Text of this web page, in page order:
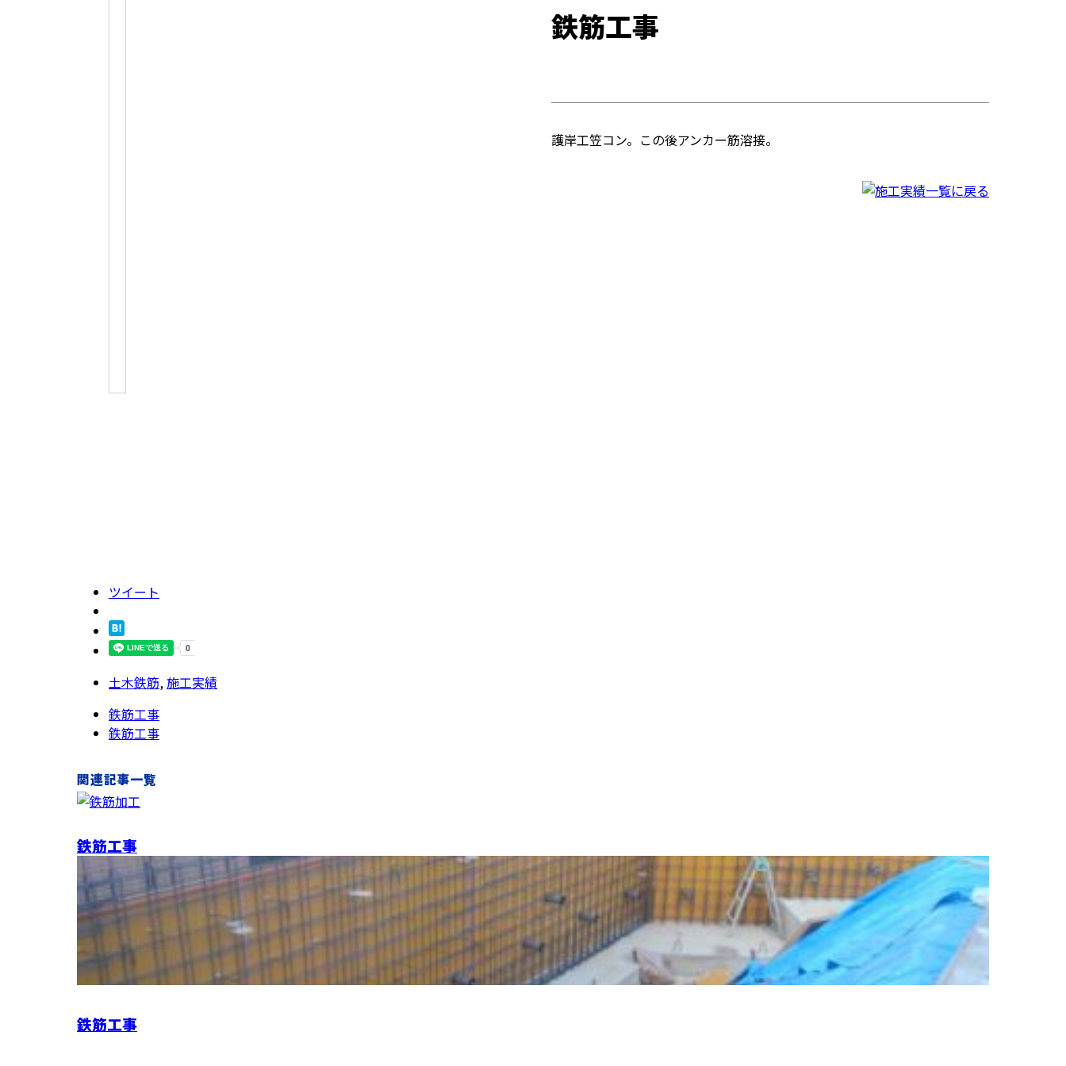
鉄筋工事
護岸工笠コン。この後アンカー筋溶接。
ツイート
土木鉄筋,施工実績
鉄筋工事
鉄筋工事
関連記事一覧
鉄筋工事
鉄筋工事